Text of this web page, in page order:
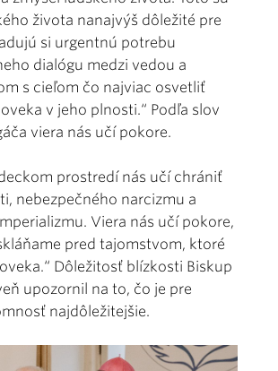
života nanajvýš dôležité pre
si urgentnú potrebu
dialógu medzi vedou a
s cieľom čo najviac osvetliť
v jeho plnosti.“ Podľa slov
viera nás učí pokore.
prostredí nás učí chrániť
nebezpečného narcizmu a
Viera nás učí pokore,
pred tajomstvom, ktoré
Dôležitosť blízkosti Biskup
upozornil na to, čo je pre
najdôležitejšie.